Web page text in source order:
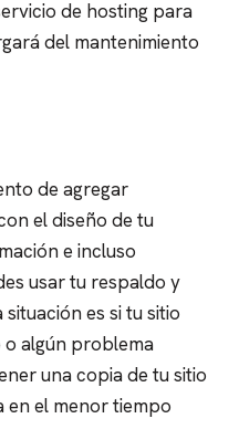
de hosting para
del mantenimiento
de agregar
el diseño de tu
e incluso
usar tu respaldo y
situación es si tu sitio
algún problema
una copia de tu sitio
el menor tiempo